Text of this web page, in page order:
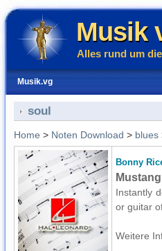
Musik
Alles rund um
Musik.vg
soul
Home > Noten Download > blues
Bonny
Instantly
or guitar
Weitere